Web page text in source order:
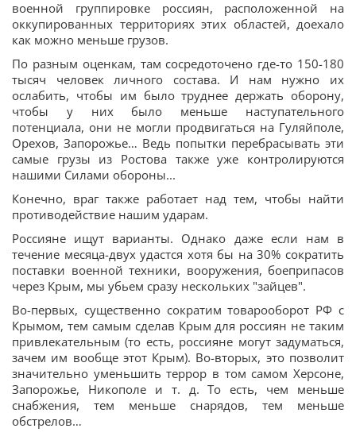
военной группировке россиян, расположенной на
оккупированных территориях этих областей, доехало
как можно меньше грузов.
По разным оценкам, там сосредоточено где-то 150-180
тысяч человек личного состава. И нам нужно их
ослабить, чтобы им было труднее держать оборону,
чтобы у них было меньше наступательного
потенциала, они не могли продвигаться на Гуляйполе,
Орехов, Запорожье… Ведь попытки перебрасывать эти
самые грузы из Ростова также уже контролируются
нашими Силами обороны...
Конечно, враг также работает над тем, чтобы найти
противодействие нашим ударам.
Россияне ищут варианты. Однако даже если нам в
течение месяца-двух удастся хотя бы на 30% сократить
поставки военной техники, вооружения, боеприпасов
через Крым, мы убьем сразу нескольких "зайцев".
Во-первых, существенно сократим товарооборот РФ с
Крымом, тем самым сделав Крым для россиян не таким
привлекательным (то есть, россияне могут задуматься,
зачем им вообще этот Крым). Во-вторых, это позволит
значительно уменьшить террор в том самом Херсоне,
Запорожье, Никополе и т. д. То есть, чем меньше
снабжения, тем меньше снарядов, тем меньше
обстрелов…